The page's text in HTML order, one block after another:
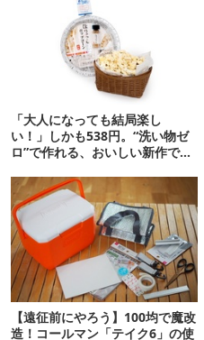
「大人になっても結局楽し
い！」しかも538円。“洗い物ゼ
ロ”で作れる、おいしい新作です
【遠征前にやろう】100均で魔改
造！コールマン「テイク6」の使